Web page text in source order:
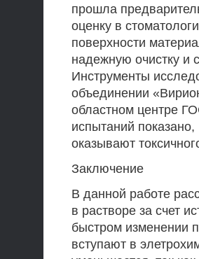
прошла
оценку в
поверхности
надежную очистку и
Инструменты
объединении
областном центре
испытаний
оказывают
Заключение
В данной работе
в растворе за счет
быстром изменении
вступают в